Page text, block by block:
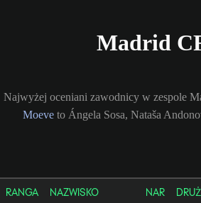
Madrid
Najwyżej oceniani zawodnicy w zespole
Moeveto Ángela Sosa, Nataša
RANGA NAZWISKO NAR